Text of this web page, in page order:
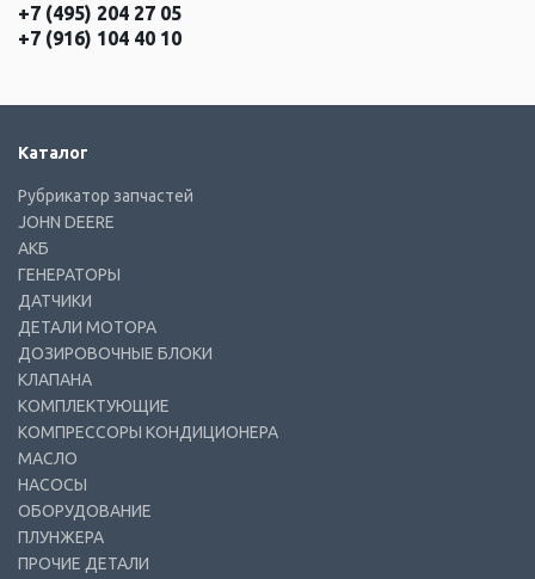
+7 (495) 204 27 05
+7 (916) 104 40 10
Каталог
Рубрикатор запчастей
JOHN DEERE
АКБ
ГЕНЕРАТОРЫ
ДАТЧИКИ
ДЕТАЛИ МОТОРА
ДОЗИРОВОЧНЫЕ БЛОКИ
КЛАПАНА
КОМПЛЕКТУЮЩИЕ
КОМПРЕССОРЫ КОНДИЦИОНЕРА
МАСЛО
НАСОСЫ
ОБОРУДОВАНИЕ
ПЛУНЖЕРА
ПРОЧИЕ ДЕТАЛИ